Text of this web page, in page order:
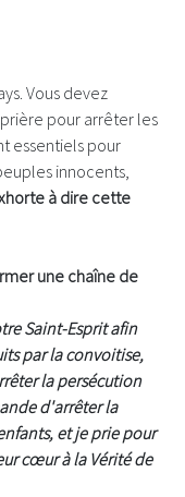
Vous devez
pour arrêter les
essentiels pour
innocents,
à dire cette
une chaîne de
Saint-Esprit afin
par la convoitise,
la persécution
d'arrêter la
et je prie pour
cœur à la Vérité de